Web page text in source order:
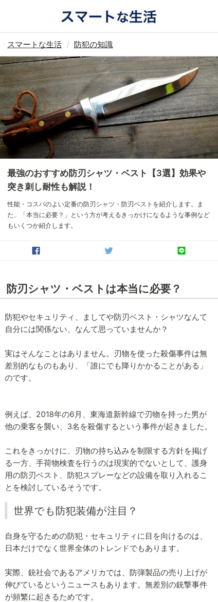
スマートな生活 防犯の知識
最強のおすすめ防刃シャツ・ベスト【3選】効果や
突き刺し耐性も解説！
性能・コスパのよい定番の防刃シャツ・防刃ベストを紹介します。ま
た、「本当に必要？」という方が考えるきっかけになるような事例など
もいくつか紹介します。
防刃シャツ・ベストは本当に必要？
防犯やセキュリティ、ましてや防刃ベスト・シャツなんて
自分には関係ない、なんて思っていませんか？
実はそんなことはありません。刃物を使った殺傷事件は無
差別的なものもあり、「誰にでも降りかかることがある」
のです。
例えば、2018年の6月、東海道新幹線で刃物を持った男が
他の乗客を襲い、3名を殺傷するという事件が起きました。
これをきっかけに、刃物の持ち込みを制限する方針を掲げ
る一方、手荷物検査を行うのは現実的でないとして、護身
用の防刃ベスト、防犯スプレーなどの設備を取り入れるこ
とを検討しているそうです。
世界でも防犯装備が注目？
自身を守るための防犯・セキュリティに目を向けるのは、
日本だけでなく世界全体のトレンドでもあります。
実際、銃社会であるアメリカでは、防弾製品の売り上げが
伸びているというニュースもあります。無差別の銃撃事件
が頻繁に起きるためです。